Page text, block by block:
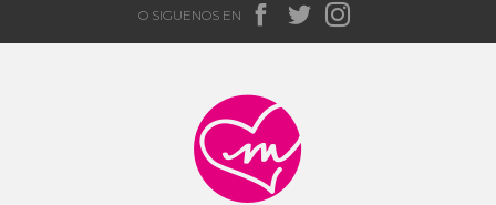
O SIGUENOS EN   
